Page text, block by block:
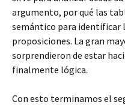
argumento, por qué las
semántico para identificar
proposiciones. La gran
sorprendieron de estar
finalmente lógica.
Con esto terminamos el